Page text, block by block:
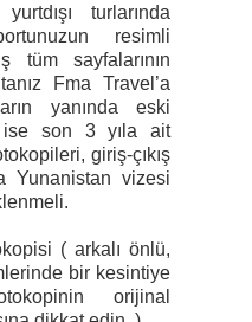
turlarında
resimli
tüm sayfalarının
Fma Travel’a
yanında eski
ise son 3 yıla ait
giriş-çıkış
Yunanistan vizesi
( arkalı önlü,
bir kesintiye
orijinal